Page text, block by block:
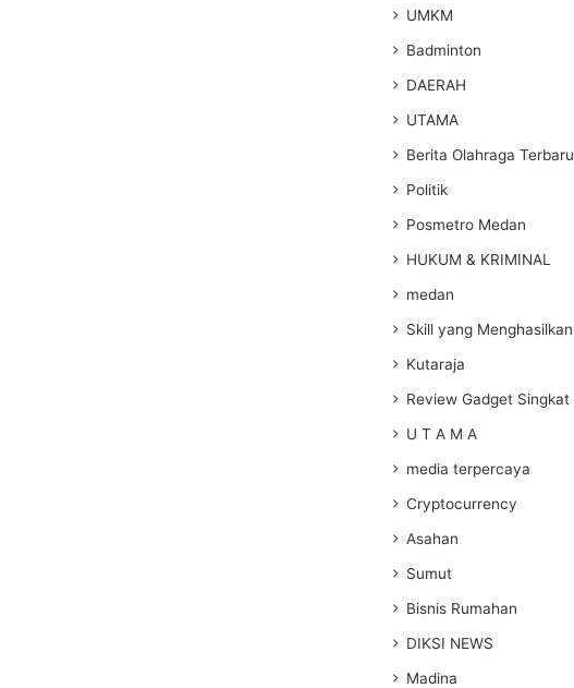
UMKM
Badminton
DAERAH
UTAMA
Berita Olahraga Terbaru
Politik
Posmetro Medan
HUKUM & KRIMINAL
medan
Skill yang Menghasilkan
Kutaraja
Review Gadget Singkat
U T A M A
media terpercaya
Cryptocurrency
Asahan
Sumut
Bisnis Rumahan
DIKSI NEWS
Madina